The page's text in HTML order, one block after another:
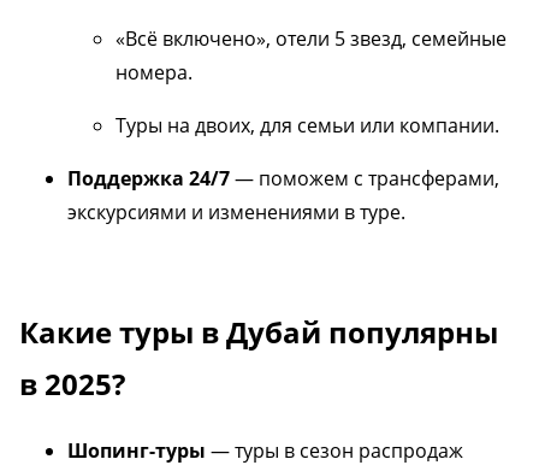
«Всё включено», отели 5 звезд, семейные
номера.
Туры на двоих, для семьи или компании.
Поддержка 24/7— поможем с трансферами,
экскурсиями и изменениями в туре.
Какие туры в Дубай популярны
в 2025?
Шопинг-туры — туры в сезон распродаж